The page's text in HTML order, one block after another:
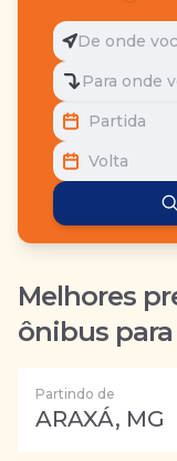
De onde
Para onde
Partida
Volta
Melhores
ônibus para
Partindo de
ARAXÁ, MG